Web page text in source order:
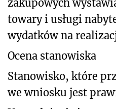
zakupowych
towary i usługi
wydatków na
Ocena stanowiska
Stanowisko, które
we wniosku jest